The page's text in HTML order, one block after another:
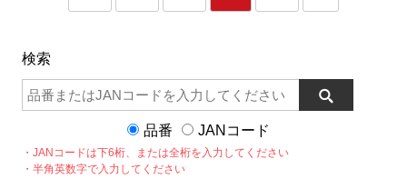
検索
品番 JANコード
・JANコードは下6桁、または全桁を入力してください
・半角英数字で入力してください